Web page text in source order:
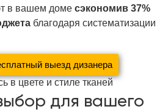
в вашем доме сэкономив 37%
благодаря систематизации
выезд дизанера
в цвете и стиле тканей
для вашего